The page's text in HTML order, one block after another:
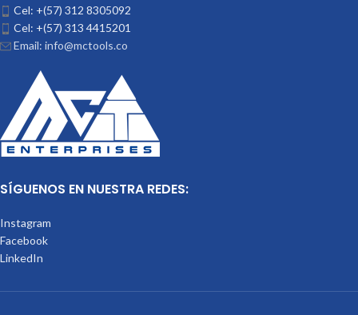
Cel: +(57) 312 8305092
Cel: +(57) 313 4415201
Email: info@mctools.co
SÍGUENOS EN NUESTRA REDES:
Instagram
Facebook
LinkedIn